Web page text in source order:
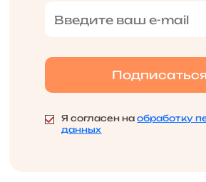
Я согласен наобработку
данных